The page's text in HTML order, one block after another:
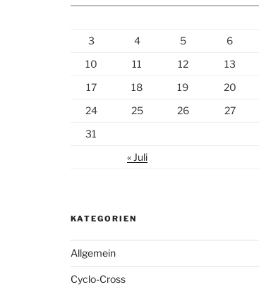
3
4 5 6
10
11 12 13
17
18 19 20
24
25 26 27
31
« Juli
KATEGORIEN
Allgemein
Cyclo-Cross